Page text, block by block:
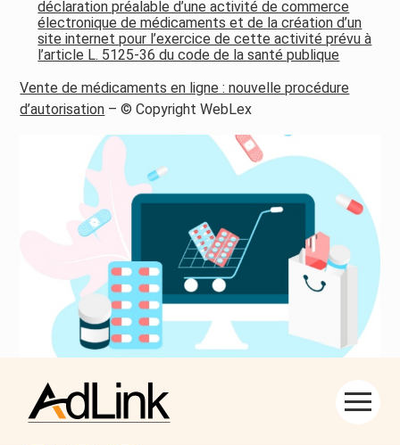
Aller
au
déclaration préalable d’une activité de commerce
électronique de médicaments et de la création d’un
site internet pour l’exercice de cette activité prévu à
l’article L. 5125-36 du code de la santé publique
Vente de médicaments en ligne : nouvelle procédure
d’autorisation – © Copyright WebLex
Partager :